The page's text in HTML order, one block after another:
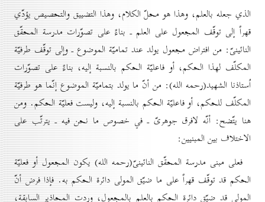
الذي جعله بالعلم، وهذا هو محلّ الكلام، وهذا التضييق والتحصيص يؤدّي
قهراً إلى توقّف المجعول على العلم ـ بناءً على تصوّرات مدرسة المحقّق
النائينىّ: من افتراض مجعول يولد عند تماميّة الموضوع ـ وإلى توقّف طرفيّة
المكلّف لهذا الحكم، أو فاعليّة الحكم بالنسبة إليه، بناءً على تصوّرات
اُستاذنا الشهيد(رحمه الله): من أنّ ما يولد بتماميّة الموضوع إنّما هو طرفيّة
المكلّف للحكم، أو فاعليّة الحكم بالنسبة إليه، وليست فعليّة الحكم. ومن
هنا يتّضح: أنّه لافرق جوهرىّ ـ في خصوص ما نحن فيه ـ يترتّب على
الاختلاف بين المبنيين:
فعلى مبنى مدرسة المحقّق النائينىّ(رحمه الله) يكون المجعول أو فعليّة
الحكم قد توقّف قهراً على ما ضيّق المولى دائرة الحكم به. فإذا فرض أنّ
المولى قد ضيّق دائرة الحكم بالعلم بالمجعول، وردت المحاذير السابقة،